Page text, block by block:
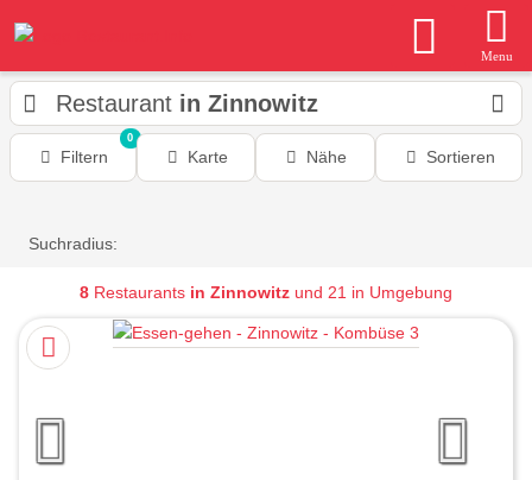
Menu
Restaurant in Zinnowitz
Filtern
0
Karte Nähe Sortieren
Suchradius:
8 Restaurants in Zinnowitz und 21 in Umgebung